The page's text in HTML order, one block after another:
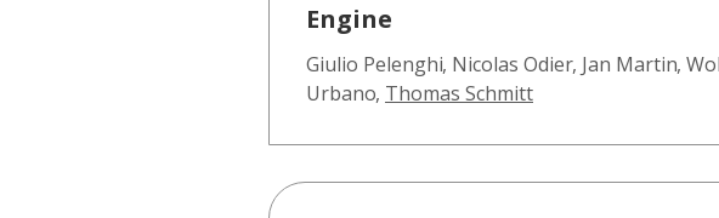
Engine
Giulio Pelenghi, Nicolas Odier, Jan Martin,
Urbano, Thomas Schmitt